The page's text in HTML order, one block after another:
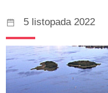
5 listopada 2022